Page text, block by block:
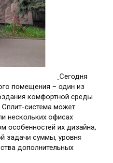
Сегодня
помещения – один из
комфортной среды
система может
нескольких офисах
особенностей их дизайна,
задачи суммы, уровня
дополнительных